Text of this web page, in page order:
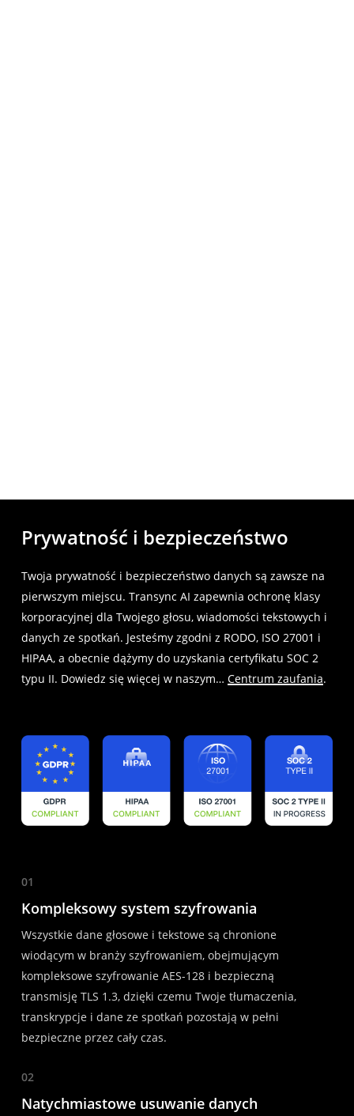
Prywatność i bezpieczeństwo
Twoja prywatność i bezpieczeństwo danych są zawsze na
pierwszym miejscu. Transync AI zapewnia ochronę klasy
korporacyjnej dla Twojego głosu, wiadomości tekstowych i
danych ze spotkań. Jesteśmy zgodni z RODO, ISO 27001 i
HIPAA, a obecnie dążymy do uzyskania certyfikatu SOC 2
typu II. Dowiedz się więcej w naszym… Centrum zaufania.
01
Kompleksowy system szyfrowania
Wszystkie dane głosowe i tekstowe są chronione
wiodącym w branży szyfrowaniem, obejmującym
kompleksowe szyfrowanie AES-128 i bezpieczną
transmisję TLS 1.3, dzięki czemu Twoje tłumaczenia,
transkrypcje i dane ze spotkań pozostają w pełni
bezpieczne przez cały czas.
02
Natychmiastowe usuwanie danych